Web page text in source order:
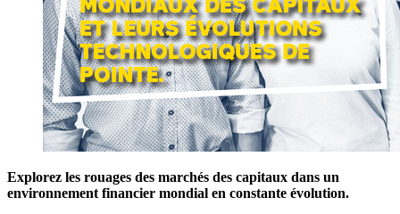
Explorez les rouages des marchés des capitaux dans un
environnement financier mondial en constante évolution.